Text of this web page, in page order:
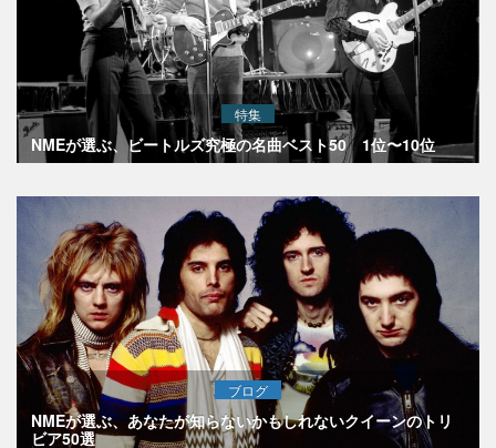
特集
NMEが選ぶ、ビートルズ究極の名曲ベスト50 1位〜10位
ブログ
NMEが選ぶ、あなたが知らないかもしれないクイーンのトリ
ビア50選